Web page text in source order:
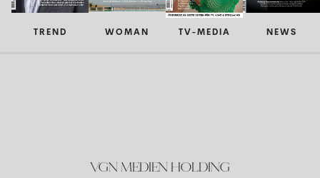
TREND WOMAN TV-MEDIA NEWS
VGN MEDIEN HOLDING